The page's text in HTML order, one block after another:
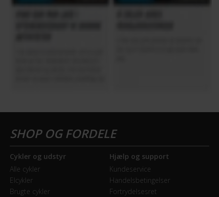
Cykler og udstyr
Alle cykler
Elcykler
Brugte cykler
Hjælp og support
Kundeservice
Handelsbetingelser
Fortrydelsesret